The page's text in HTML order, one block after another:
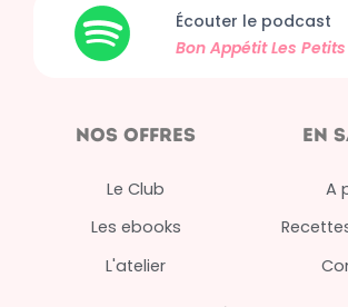
Écouter le podcast
Bon AppétitLes Petits
nos offres
Le Club
Les ebooks
L'atelier
en
A